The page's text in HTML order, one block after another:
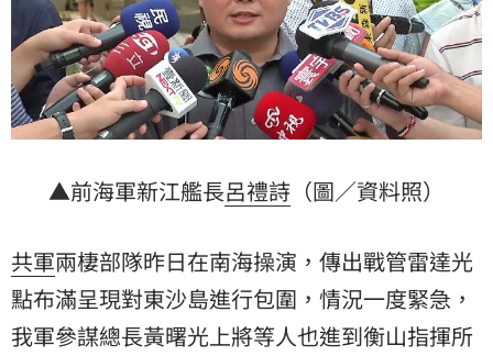
▲前海軍新江艦長呂禮詩 （圖／資料照）
共軍兩棲部隊昨日在南海操演，傳出戰管雷達光
點布滿呈現對東沙島進行包圍，情況一度緊急，
我軍參謀總長黃曙光上將等人也進到衡山指揮所